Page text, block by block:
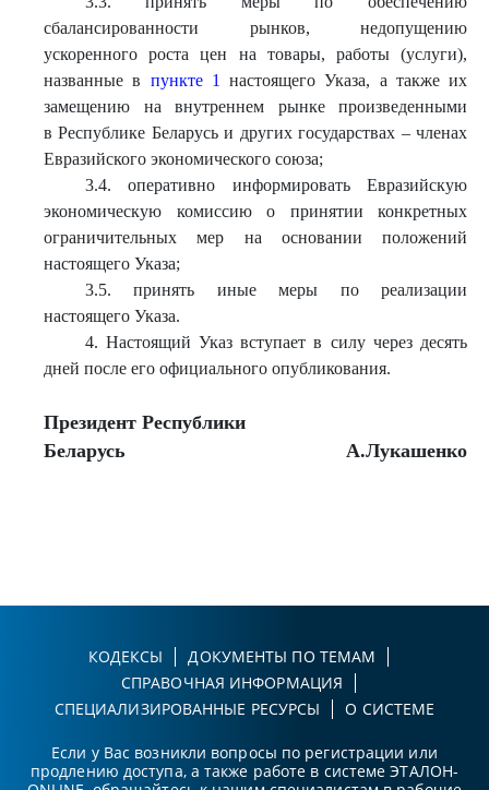
сбалансированности рынков, недопущению
ускоренного роста цен на товары, работы (услуги),
названные в пункте 1
настоящего Указа, а также их
замещению на внутреннем рынке произведенными
в Республике Беларусь и других государствах – членах
Евразийского экономического союза;
3.4. оперативно информировать Евразийскую
экономическую комиссию о принятии конкретных
ограничительных мер на основании положений
настоящего Указа;
3.5. принять иные меры по реализации
настоящего Указа.
4. Настоящий Указ вступает в силу через десять
дней после его официального опубликования.
Президент Республики
Беларусь
А.Лукашенко
КОДЕКСЫ
ДОКУМЕНТЫ ПО ТЕМАМ
СПРАВОЧНАЯ ИНФОРМАЦИЯ
СПЕЦИАЛИЗИРОВАННЫЕ РЕСУРСЫ
О СИСТЕМЕ
Если у Вас возникли вопросы по регистрации или
продлению доступа, а также работе в системе ЭТАЛОН-